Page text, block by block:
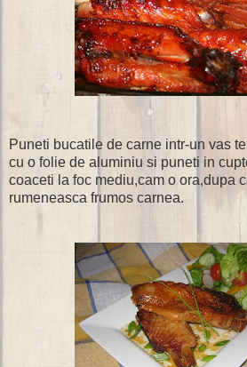
Puneti bucatile de carne intr-un vas
cu o folie de aluminiu si puneti in
coaceti la foc mediu,cam o ora,dupa
rumeneasca frumos carnea.